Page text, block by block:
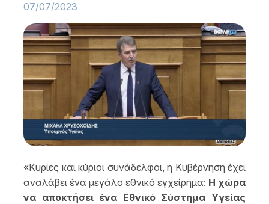
07/07/2023
«Κυρίες και κύριοι συνάδελφοι, η Κυβέρνηση έχει
αναλάβει ένα μεγάλο εθνικό εγχείρημα: Η χώρα
να αποκτήσει ένα Εθνικό Σύστημα Υγείας